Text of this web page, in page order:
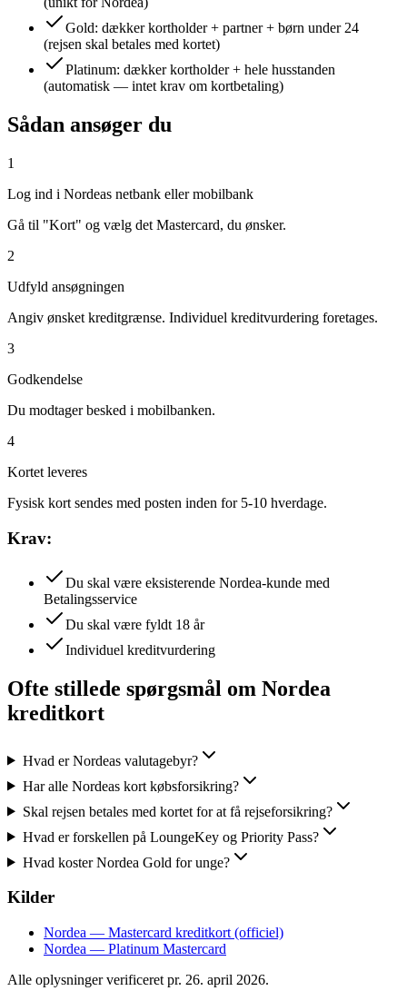
Gold: dækker kortholder + partner + børn under 24
(rejsen skal betales med kortet)
Platinum: dækker kortholder + hele husstanden
(automatisk — intet krav om kortbetaling)
Sådan ansøger du
1
Log ind i Nordeas netbank eller mobilbank
Gå til "Kort" og vælg det Mastercard, du ønsker.
2
Udfyld ansøgningen
Angiv ønsket kreditgrænse. Individuel kreditvurdering foretages.
3
Godkendelse
Du modtager besked i mobilbanken.
4
Kortet leveres
Fysisk kort sendes med posten inden for 5-10 hverdage.
Krav:
Du skal være eksisterende Nordea-kunde med
Betalingsservice
Du skal være fyldt 18 år
Individuel kreditvurdering
Ofte stillede spørgsmål om Nordea
kreditkort
Hvad er Nordeas valutagebyr?
Har alle Nordeas kort købsforsikring?
Skal rejsen betales med kortet for at få rejseforsikring?
Hvad er forskellen på LoungeKey og Priority Pass?
Hvad koster Nordea Gold for unge?
Kilder
Nordea — Mastercard kreditkort (officiel)
Nordea — Platinum Mastercard
Alle oplysninger verificeret pr. 26. april 2026.